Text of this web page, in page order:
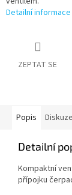
Detailní informace
ZEPTAT SE
Popis Diskuze
Detailní
Kompaktní
přípojku